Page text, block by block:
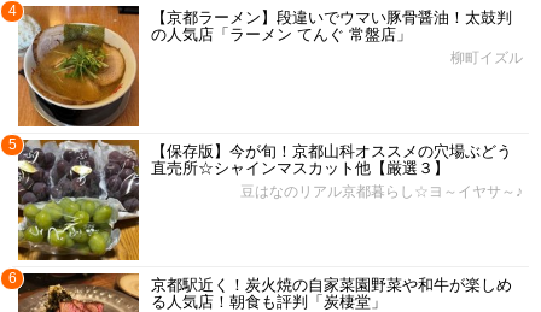
4
【京都ラーメン】段違いでウマい豚骨醤油！太鼓判
の人気店「ラーメン てんぐ 常盤店」
柳町イズル
5
【保存版】今が旬！京都山科オススメの穴場ぶどう
直売所☆シャインマスカット他【厳選３】
豆はなのリアル京都暮らし☆ヨ～イヤサ～♪
6
京都駅近く！炭火焼の自家菜園野菜や和牛が楽しめ
る人気店！朝食も評判「炭棲堂」